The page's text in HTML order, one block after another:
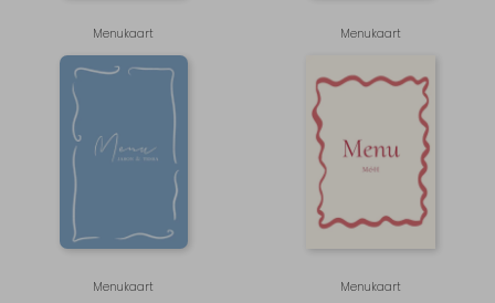
Menukaart Menukaart
Menukaart Menukaart